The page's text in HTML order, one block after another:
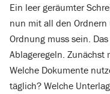
Ein leer geräumter
nun mit all den Ordnern
Ordnung muss sein.
Ablageregeln. Zunächst
Welche Dokumente
täglich? Welche